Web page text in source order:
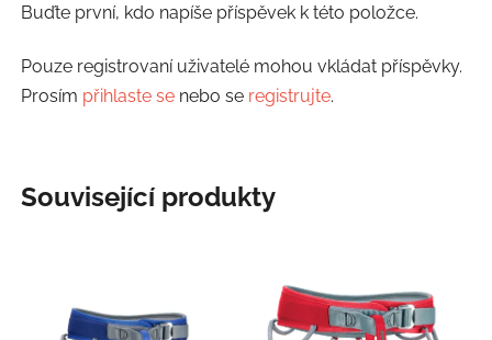
Buďte první, kdo napíše příspěvek k této položce.
Pouze registrovaní uživatelé mohou vkládat příspěvky.
Prosím přihlaste senebo se registrujte.
Související produkty